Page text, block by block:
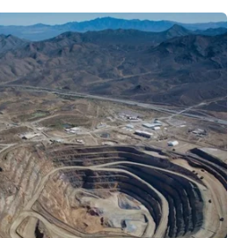
Trịnh Duy Hưng/TTXVN)
phần Bóng đá chuyên
ban hành lịch thi đấu
Bóng đá vô địch quốc gia
2021) do phải tạm hoãn hồi